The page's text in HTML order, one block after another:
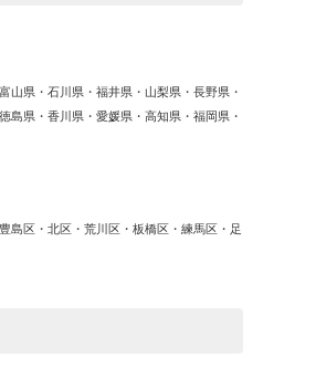
山県・石川県・福井県・山梨県・長野県・
島県・香川県・愛媛県・高知県・福岡県・
島区・北区・荒川区・板橋区・練馬区・足